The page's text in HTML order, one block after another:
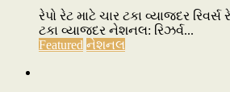
રેપો રેટ માટે ચાર ટકા વ્યાજદર રિવર્સ
ટકા વ્યાજદર નેશનલ: રિઝર્વ...
Featured નેશનલ